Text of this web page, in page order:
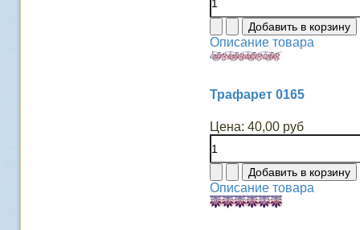
Описание товара
Трафарет 0165
Цена: 40,00 руб
Описание товара